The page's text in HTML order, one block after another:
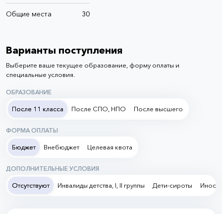
Общие места 30
Варианты поступления
Выберите ваше текущее образование, форму оплаты и
специальные условия.
ОБРАЗОВАНИЕ
После 11 класса После СПО, НПО После высшего
ФОРМА ОПЛАТЫ
Бюджет Внебюджет Целевая квота
ДОПОЛНИТЕЛЬНЫЕ УСЛОВИЯ
Отсутствуют Инвалиды детства, I, II группы Дети-сироты